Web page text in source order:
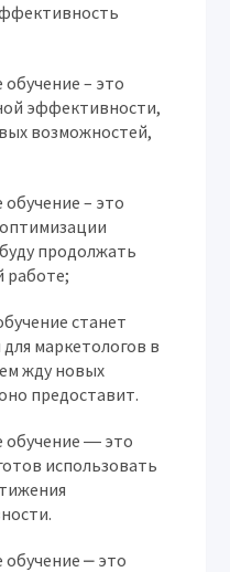
– это
эффективности,
возможностей,
– это
продолжать
работе;
станет
маркетологов в
жду новых
предоставит.
обучение ― это
использовать
⎼ это